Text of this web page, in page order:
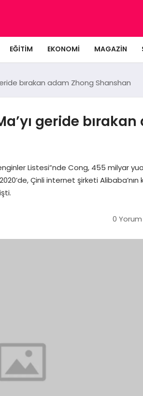
EĞITIM EKONOMI MAGAZIN
bırakan adam Zhong Shanshan
geride
Listesi”nde Cong, 455 milyar
Çinli internet şirketi Alibaba’nın
0 Yorum